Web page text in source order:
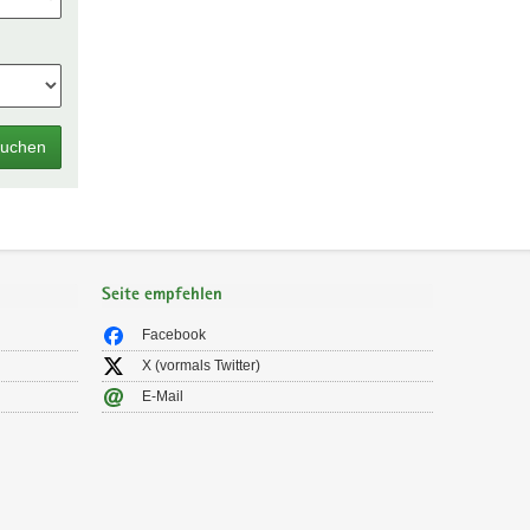
Seite empfehlen
Facebook
X (vormals Twitter)
E-Mail